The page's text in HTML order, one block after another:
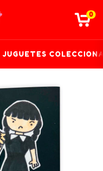
0
JUGUETES